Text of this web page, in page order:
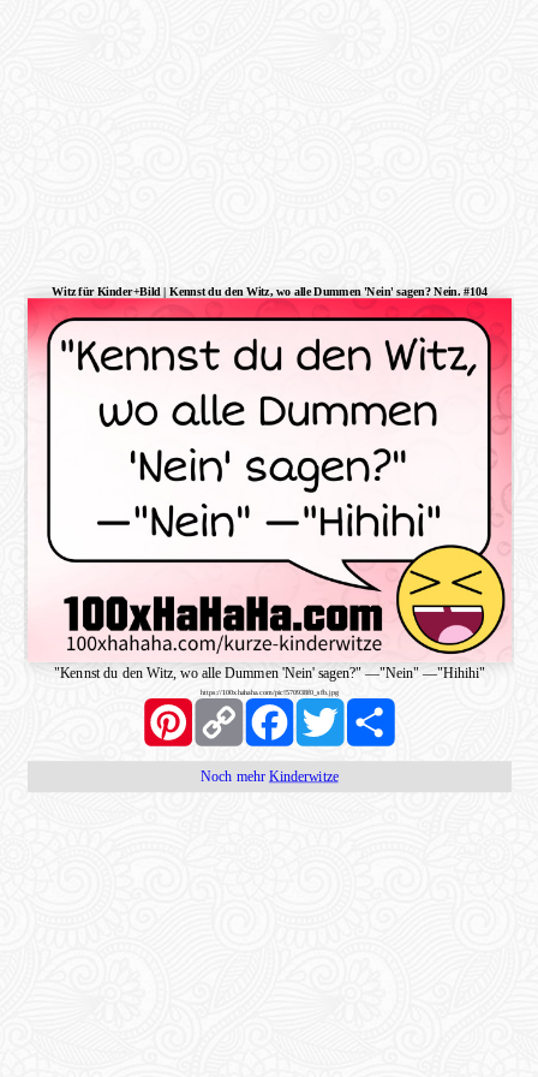
Witz für Kinder+Bild | Kennst du den Witz, wo alle Dummen 'Nein' sagen? Nein. #104
"Kennst du den Witz, wo alle Dummen 'Nein' sagen?" —"Nein" —"Hihihi"
https://100xhahaha.com/pic!570938f0_sfb.jpg
PinterestCopy
Link
FacebookTwitter Share
Noch mehr Kinderwitze